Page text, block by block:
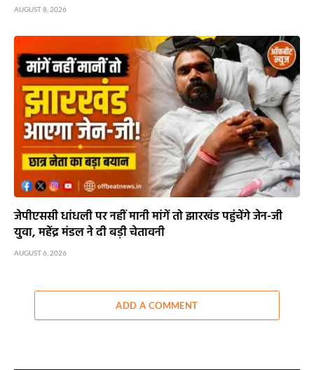
AUGUST 8, 2026
जेपीएससी धांधली पर नहीं मानी मांगें तो झारखंड पहुंचेंगे जेन-जी
युवा, महेंद्र मंडल ने दी बड़ी चेतावनी
AUGUST 6, 2026
ADD A COMMENT